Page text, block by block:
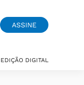
ASSINE
EDIÇÃO DIGITAL